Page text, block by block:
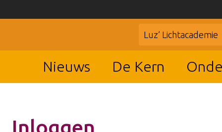
Luz’ Lichtacademie
Nieuws De Kern
Inloggen